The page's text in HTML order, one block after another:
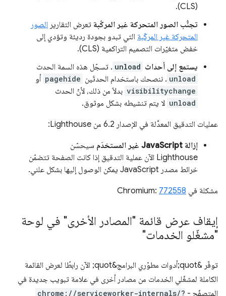
(CLS).
تجنُّب الصور المتحركة غير المركّبة تعرض التقارير الصور
المتحركة غير المركّبة التي تبدو بجودة رديئة وتؤدي إلى
خفض متغيّرات التصميم التراكمية (CLS).
يستمع إلى أحداث unload . تسجّل هذه السمة الحدث
unload . ننصحك باستخدام الحدثَين pagehide أو
visibilitychange بدلاً من ذلك، لأنّ الحدث
unload لا يتم تنشيطه بشكل موثوق.
عمليات التدقيق المعدَّلة في الإصدار 6.2 من Lighthouse:
إزالة JavaScript غير المستخدَم
سيحسّن
Lighthouse الآن عملية التدقيق إذا كانت الصفحة تتضمّن
خرائط مصدر JavaScript يمكن الوصول إليها بشكل علني.
مشكلة في Chromium: 772558
إيقاف عرض قائمة "المصادر الأخرى" في لوحة
"مشغّلو الخدمات"
توفّر &quot;أدوات مطوّري البرامج&quot; الآن رابطًا لعرض القائمة
الكاملة لمشغّلي الخدمات من مصادر أخرى في علامة تبويب جديدة في
المتصفّح - chrome://serviceworker-internals/?